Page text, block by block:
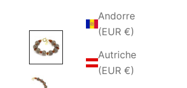
Andorre
(EUR €)
Autriche
(EUR €)